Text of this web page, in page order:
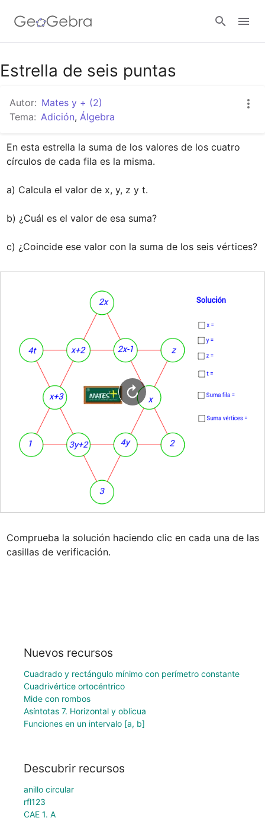
Google Classroom
GeoGebra Classroom
Abrir sesión
Estrella de seis puntas
Autor: Mates y + (2)
Tema: Adición, Álgebra
En esta estrella la suma de los valores de los cuatro
círculos de cada fila es la misma.
a) Calcula el valor de x, y, z y t.
b) ¿Cuál es el valor de esa suma?
c) ¿Coincide ese valor con la suma de los seis vértices?
Comprueba la solución haciendo clic en cada una de las
casillas de verificación.
Nuevos recursos
Cuadrado y rectángulo mínimo con perímetro constante
Cuadrivértice ortocéntrico
Mide con rombos
Asíntotas 7. Horizontal y oblicua
Funciones en un intervalo [a, b]
Descubrir recursos
anillo circular
rfl123
CAE 1. A